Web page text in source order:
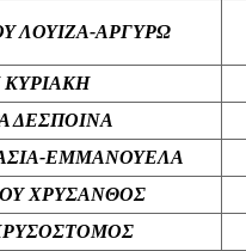
ΛΟΥΙΖΑ-ΑΡΓΥΡΩ
ΚΥΡΙΑΚΗ
ΔΕΣΠΟΙΝΑ
ΕΜΜΑΝΟΥΕΛΑ
ΧΡΥΣΑΝΘΟΣ